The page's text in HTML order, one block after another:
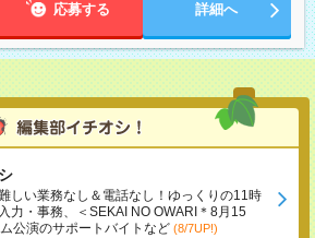
応募する 詳細へ
しい業務なし＆電話なし！ゆっくりの11時
力・事務、＜SEKAI NO OWARI＊8月15
公演のサポートバイトなど (8/7UP!)